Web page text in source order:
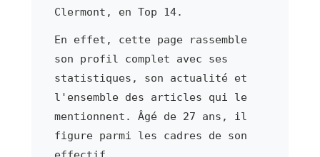
Clermont, en Top 14.
En effet, cette page rassemble
son profil complet avec ses
statistiques, son actualité et
l'ensemble des articles qui le
mentionnent. Âgé de 27 ans, il
figure parmi les cadres de son